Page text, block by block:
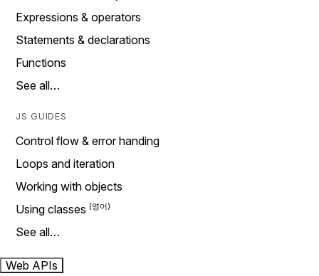
Expressions & operators
Statements & declarations
Functions
See all…
JS GUIDES
Control flow & error handing
Loops and iteration
Working with objects
Using classes
See all…
Web APIs